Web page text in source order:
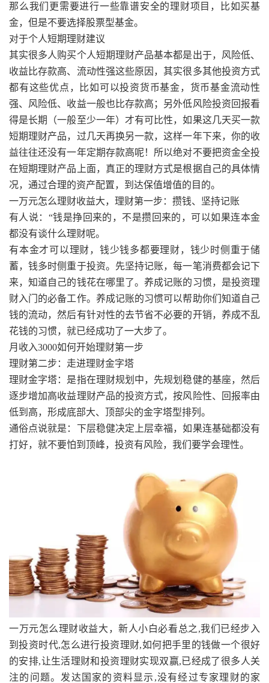
那么我们更需要进行一些靠谱安全的理财项目，比如买基
金，但是不要选择股票型基金。
对于个人短期理财建议
其实很多人购买个人短期理财产品基本都是出于，风险低、
收益比存款高、流动性强这些原因，其实很多其他投资方式
都有这些优点，比如可以投资货币基金，货币基金流动性
强、风险低、收益一般也比存款高；另外低风险投资回报看
得是长期（一般至少一年）才有可比性，如果这几天买一款
短期理财产品，过几天再换另一款，这样一年下来，你的收
益往往还没有一年定期存款高呢！所以绝对不要把资金全投
在短期理财产品上面，真正的理财方式是根据自己的具体情
况，通过合理的资产配置，到达保值增值的目的。
一万元怎么理财收益大，理财第一步：攒钱、坚持记账
有人说：“钱是挣回来的，不是攒回来的，可以如果连本金
都没有谈什么理财呢。
有本金才可以理财，钱少钱多都要理财，钱少时侧重于储
蓄，钱多时侧重于投资。先坚持记账，每一笔消费都会记下
来，知道自己的钱花在哪里了。养成记账的习惯，是投资理
财入门的必备工作。养成记账的习惯可以帮助你们知道自己
钱的流动，然后有针对性的去节省不必要的开销，养成不乱
花钱的习惯，就已经成功了一大步了。
月收入3000如何开始理财第一步
理财第二步：走进理财金字塔
理财金字塔：是指在理财规划中，先规划稳健的基座，然后
逐步增加高收益理财产品的投资方式，按风险性、回报率由
低到高，形成底部大、顶部尖的金字塔型排列。
通俗点说就是：下层稳健决定上层幸福，如果连基础都没有
打好，就不要怕到顶峰，投资有风险，我们要学会理性。
一万元怎么理财收益大，新人小白必看总之,我们已经步入
到投资时代,怎么进行投资理财,如何把手里的钱做一个很好
的安排,让生活理财和投资理财实现双赢,已经成了很多人关
注的问题。发达国家的资料显示,没有经过专家理财的家